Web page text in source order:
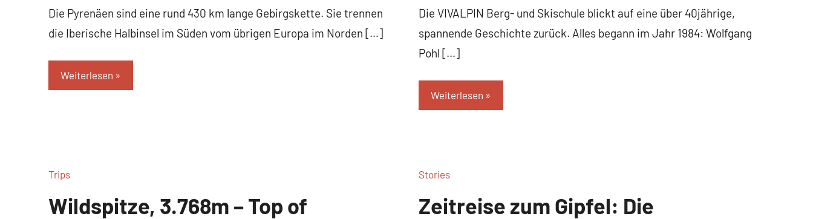
Die Pyrenäen sind eine rund 430 km lange Gebirgskette. Sie trennen
die Iberische Halbinsel im Süden vom übrigen Europa im Norden […]
Weiterlesen
Die VIVALPIN Berg- und Skischule blickt auf eine über 40jährige,
spannende Geschichte zurück. Alles begann im Jahr 1984: Wolfgang
Pohl […]
Weiterlesen
Trips
Wildspitze, 3.768m – Top of
Stories
Zeitreise zum Gipfel: Die